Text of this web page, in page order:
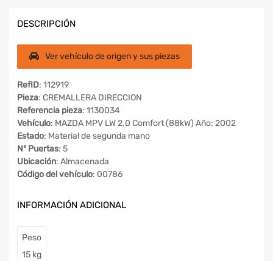
DESCRIPCIÓN
Ver vehículo de origen y sus piezas
RefID: 112919
Pieza: CREMALLERA DIRECCION
Referencia pieza: 1130034
Vehículo: MAZDA MPV LW 2.0 Comfort (88kW) Año: 2002
Estado: Material de segunda mano
Nº Puertas: 5
Ubicación: Almacenada
Código del vehículo: 00786
INFORMACIÓN ADICIONAL
Peso
15 kg